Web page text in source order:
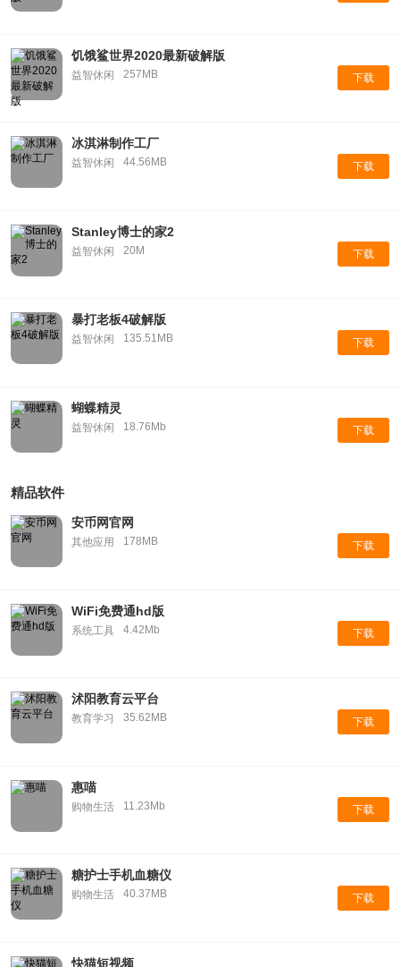
饥饿鲨世界2020最新破解版
益智休闲 257MB 下载
冰淇淋制作工厂
益智休闲 44.56MB 下载
Stanley博士的家2
益智休闲 20M 下载
暴打老板4破解版
益智休闲 135.51MB 下载
蝴蝶精灵
益智休闲 18.76Mb 下载
精品软件
安币网官网
其他应用 178MB 下载
WiFi免费通hd版
系统工具 4.42Mb 下载
沭阳教育云平台
教育学习 35.62MB 下载
惠喵
购物生活 11.23Mb 下载
糖护士手机血糖仪
购物生活 40.37MB 下载
快猫短视频